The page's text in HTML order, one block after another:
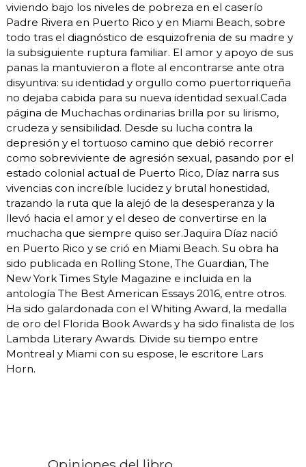
viviendo bajo los niveles de pobreza en el caserío
Padre Rivera en Puerto Rico y en Miami Beach, sobre
todo tras el diagnóstico de esquizofrenia de su madre y
la subsiguiente ruptura familiar. El amor y apoyo de sus
panas la mantuvieron a flote al encontrarse ante otra
disyuntiva: su identidad y orgullo como puertorriqueña
no dejaba cabida para su nueva identidad sexual.Cada
página de Muchachas ordinarias brilla por su lirismo,
crudeza y sensibilidad. Desde su lucha contra la
depresión y el tortuoso camino que debió recorrer
como sobreviviente de agresión sexual, pasando por el
estado colonial actual de Puerto Rico, Díaz narra sus
vivencias con increíble lucidez y brutal honestidad,
trazando la ruta que la alejó de la desesperanza y la
llevó hacia el amor y el deseo de convertirse en la
muchacha que siempre quiso ser.Jaquira Díaz nació
en Puerto Rico y se crió en Miami Beach. Su obra ha
sido publicada en Rolling Stone, The Guardian, The
New York Times Style Magazine e incluida en la
antología The Best American Essays 2016, entre otros.
Ha sido galardonada con el Whiting Award, la medalla
de oro del Florida Book Awards y ha sido finalista de los
Lambda Literary Awards. Divide su tiempo entre
Montreal y Miami con su espose, le escritore Lars
Horn.